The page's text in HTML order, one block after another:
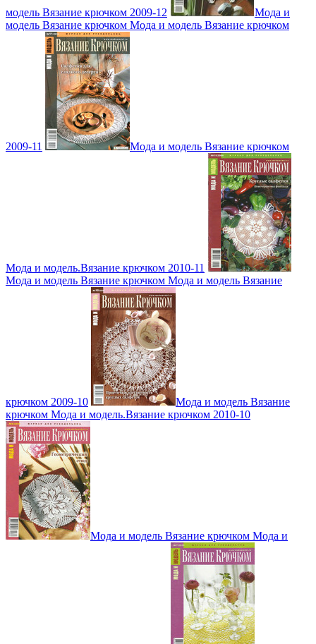
модель Вязание крючком 2009-12
Мода и
модель Вязание крючком Мода и модель Вязание крючком
2009-11 Мода и модель Вязание крючком
Мода и модель.Вязание крючком 2010-11
Мода и модель Вязание крючком Мода и модель Вязание
крючком 2009-10
Мода и модель Вязание
крючком Мода и модель.Вязание крючком 2010-10
Мода и модель Вязание крючком Мода и